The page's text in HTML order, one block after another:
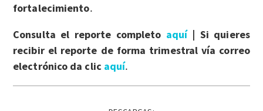
fortalecimiento.
Consulta el reporte completo aquí| Si quieres
recibir el reporte de forma trimestral vía correo
electrónico da clic aquí.